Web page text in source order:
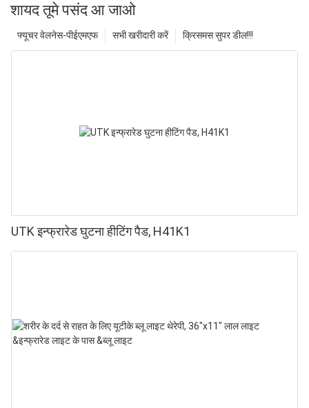
शायद तूमे पसंद आ जाओ
क्रिसमस सुपर डील!!!
सभी खरीदारी करें
फ्यूचर वेलनेस-पीईएमएफ
UTK इन्फ्रारेड घुटना हीटिंग पैड, H41K1